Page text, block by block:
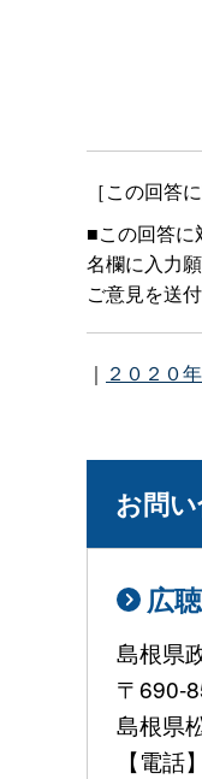
［この回答
■この回答に
名欄に入力
ご意見を送
｜ ２０２０
お問
広
島根県
〒690-
島根
【電